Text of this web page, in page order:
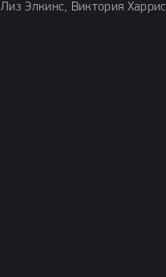
Лиз Элкинс, Виктория Харрис